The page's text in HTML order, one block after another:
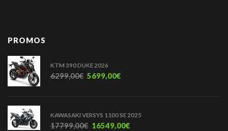
PROMOS
KTM 390 DUKE 2026
6299,00€ 5699,00€
KAWASAKI VERSYS 1100 SE 2025
17799,00€ 16549,00€